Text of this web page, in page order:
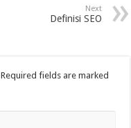
Next
Definisi SEO
Required fields are marked